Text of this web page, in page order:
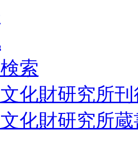
索
化財研究所
化財研究所